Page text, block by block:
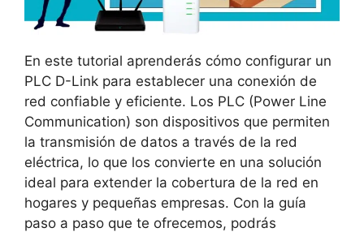
En este tutorial aprenderás cómo configurar un
PLC D-Link para establecer una conexión de
red confiable y eficiente. Los PLC (Power Line
Communication) son dispositivos que permiten
la transmisión de datos a través de la red
eléctrica, lo que los convierte en una solución
ideal para extender la cobertura de la red en
hogares y pequeñas empresas. Con la guía
paso a paso que te ofrecemos, podrás